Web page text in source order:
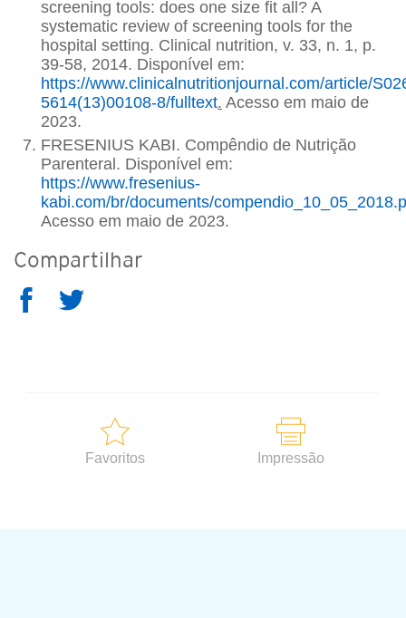
screening tools: does one size fit all? A
systematic review of screening tools for the
hospital setting. Clinical nutrition, v. 33, n. 1, p.
39-58, 2014. Disponível em:
https://www.clinicalnutritionjournal.com/article/
5614(13)00108-8/fulltext. Acesso em maio de
2023.
FRESENIUS KABI. Compêndio de Nutrição
Parenteral. Disponível em:
https://www.fresenius-
kabi.com/br/documents/
Acesso em maio de 2023.
Compartilhar
Favoritos Impressão